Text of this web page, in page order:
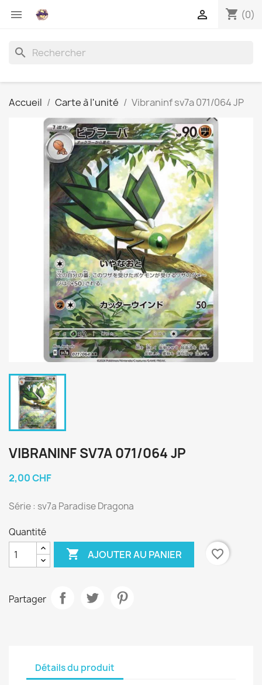
 shopping_cart (0)

search
Accueil Carte à l'unité Vibraninf sv7a 071/064 JP
VIBRANINF SV7A 071/064 JP
2,00 CHF
Série : sv7a Paradise Dragona
Quantité
 AJOUTER AU PANIER favorite_border
Partager
Détails du produit